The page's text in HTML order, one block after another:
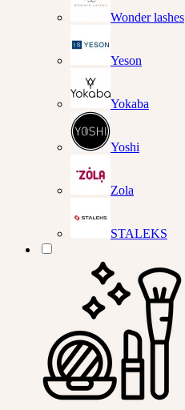
Wonder lashes
Yeson
Yokaba
Yoshi
Zola
STALEKS